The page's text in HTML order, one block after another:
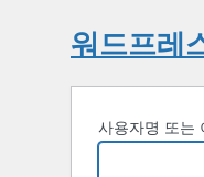
워드프레
사용자명 또는